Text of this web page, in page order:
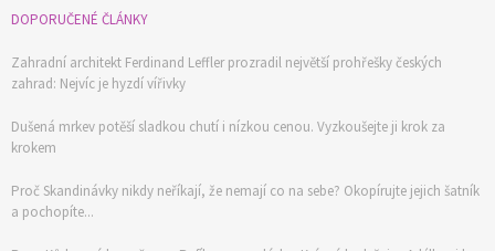
DOPORUČENÉ ČLÁNKY
Zahradní architekt Ferdinand Leffler prozradil největší prohřešky českých
zahrad: Nejvíc je hyzdí vířivky
Dušená mrkev potěší sladkou chutí i nízkou cenou. Vyzkoušejte ji krok za
krokem
Proč Skandinávky nikdy neříkají, že nemají co na sebe? Okopírujte jejich šatník
a pochopíte...